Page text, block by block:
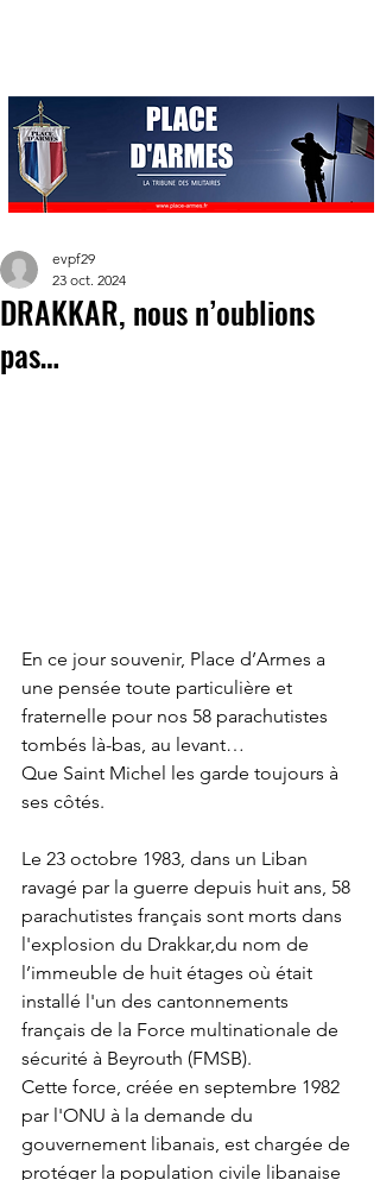
DRAKKAR, nous n’oublions
pas…
evpf29
23 oct. 2024
En ce jour souvenir, Place d’Armes a
une pensée toute particulière et
fraternelle pour nos 58 parachutistes
tombés là-bas, au levant…
Que Saint Michel les garde toujours à
ses côtés.
Le 23 octobre 1983, dans un Liban
ravagé par la guerre depuis huit ans, 58
parachutistes français sont morts dans
l'explosion du Drakkar,du nom de
l’immeuble de huit étages où était
installé l'un des cantonnements
français de la Force multinationale de
sécurité à Beyrouth (FMSB).
Cette force, créée en septembre 1982
par l'ONU à la demande du
gouvernement libanais, est chargée de
protéger la population civile libanaise